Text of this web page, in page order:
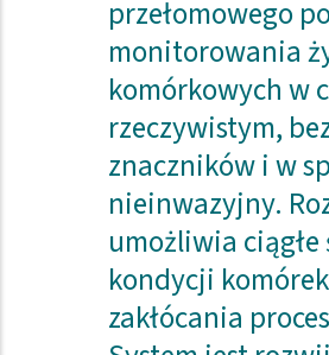
przełomowego
monitorowania
komórkowych w
rzeczywistym,
znaczników i w
nieinwazyjny.
umożliwia
kondycji
zakłócania